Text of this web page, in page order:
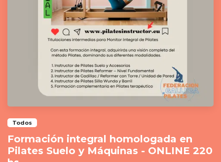
Todos
Formación integral homologada en
Pilates Suelo y Máquinas - ONLINE 220